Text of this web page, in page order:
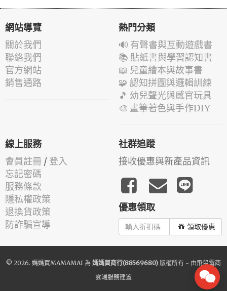
網站導覽
關於我們
聯絡我們
官方網站
銷售通路
熱門分類
🔊 有聲書與互動遊戲書
📚 貼紙書與學習認知書
📖 兒童繪本與故事書
🧩 認知拼圖與邏輯訓練
🎵 幼兒聲光與感官玩具
🎨 畫筆著色與手作DIY
線上服務
會員註冊 / 登入
忘記密碼
服務條款
隱私權政策
退換貨政策
防詐騙宣導
社群追蹤
接收優惠與新產品資訊
優惠領取
領取優惠
© 2026. 媽媽買MAMAMAI 為 媽媽買商行(88569680) 版權所有 - 由飛鼠電商
雲端服務建置